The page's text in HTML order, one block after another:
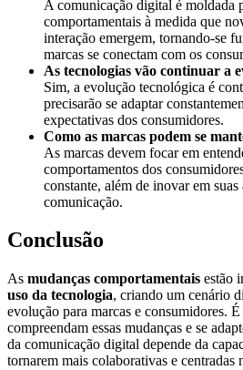
A comunicação digital é moldada
comportamentais à medida que
interação emergem, tornando-se
marcas se conectam com os
As tecnologias vão continuar a
Sim, a evolução tecnológica é
precisarão se adaptar
expectativas dos consumidores.
Como as marcas podem se
As marcas devem focar em
comportamentos dos
constante, além de inovar em suas
comunicação.
Conclusão
As mudanças comportamentais estão
uso da tecnologia, criando um cenário
evolução para marcas e consumidores.
compreendam essas mudanças e se
da comunicação digital depende da
tornarem mais colaborativas e centradas